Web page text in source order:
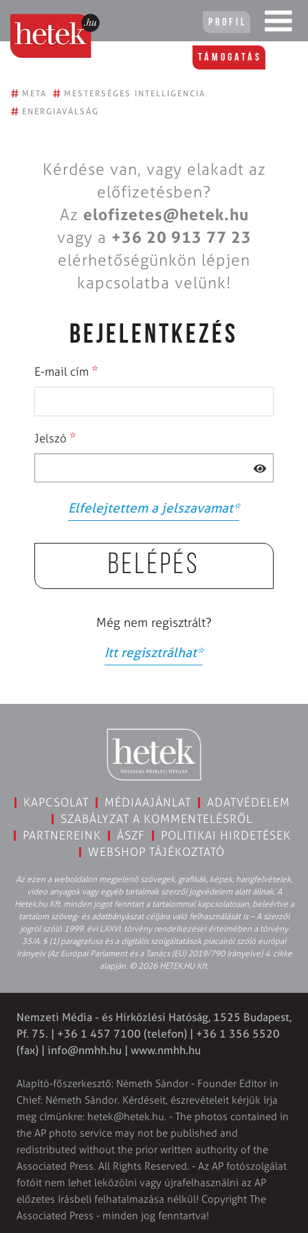
Profil
Támogatás
# META # MESTERSÉGES INTELLIGENCIA
# ENERGIAVÁLSÁG
Kérdése van, vagy elakadt az
előfizetésben?
Az elofizetes@hetek.hu
vagy a +36 20 913 77 23
elérhetőségünkön lépjen
kapcsolatba velünk!
BEJELENTKEZÉS
E-mail cím *
Jelszó *
Elfelejtettem a jelszavamat*
Belépés
Még nem regisztrált?
Itt regisztrálhat*
KAPCSOLAT MÉDIAAJÁNLAT
ADATVÉDELEM
SZABÁLYZAT A KOMMENTELÉSRŐL
PARTNEREINK
ÁSZF
POLITIKAI HIRDETÉSEK
WEBSHOP TÁJÉKOZTATÓ
Az ezen a weboldalon megjelenő szövegek, grafikák, képek, hangfelvételek,
video anyagok vagy egyéb tartalmak szerzői jogvédelem alatt állnak. A
Hetek.hu Kft. minden jogot fenntart a tartalommal kapcsolatosan, beleértve a
tartalom szöveg- és adatbányászat céljára való felhasználását is – A szerzői
jogról szóló 1999. évi LXXVI. törvény rendelkezései értelmében a törvény
35/A. § (1) paragrafusa és a digitális szolgáltatások piacairól szóló európai
irányelv (Az Európai Parlament és a Tanács (EU) 2019/790 Irányelve) 4. cikke
alapján. © 2026 HETEK.HU Kft.
Nemzeti Média - és Hírközlési Hatóság, 1525 Budapest,
Pf. 75. | +36 1 457 7100 (telefon) | +36 1 356 5520
(fax) | info@nmhh.hu | www.nmhh.hu
Alapító-főszerkesztő: Németh Sándor - Founder Editor in
Chief: Németh Sándor. Kérdéseit, észrevételeit kérjük írja
meg címünkre: hetek@hetek.hu. - The photos contained in
the AP photo service may not be published and
redistributed without the prior written authority of the
Associated Press. All Rights Reserved. - Az AP fotószolgálat
fotóit nem lehet leközölni vagy újrafelhasználni az AP
előzetes írásbeli felhatalmazása nélkül! Copyright The
Associated Press - minden jog fenntartva!